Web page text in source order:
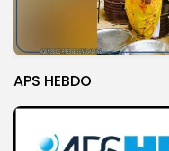
APS HEBDO